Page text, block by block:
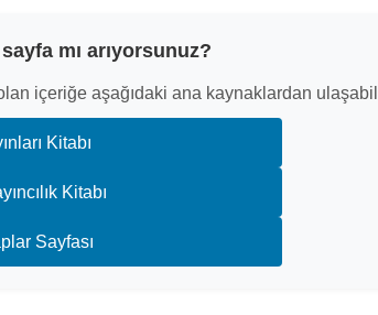
mı arıyorsunuz?
olan içeriğe aşağıdaki ana kaynaklardan
Kitabı
Kitabı
Sayfası